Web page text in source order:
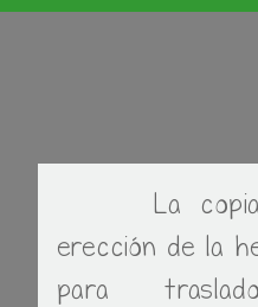
La copia
erección de la
para